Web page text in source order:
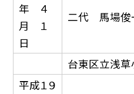
年 ４
月 １
日
二代 馬場俊
台東区立浅草
平成１９